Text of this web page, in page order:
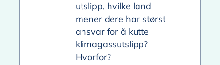
utslipp, hvilke land
mener dere har størst
ansvar for å kutte
klimagassutslipp?
Hvorfor?